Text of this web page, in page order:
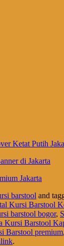
Ketat Putih
di Jakarta
Jakarta
barstool and
Kursi Barstool
barstool bogor,
Kursi Barstool
Barstool premium,
.